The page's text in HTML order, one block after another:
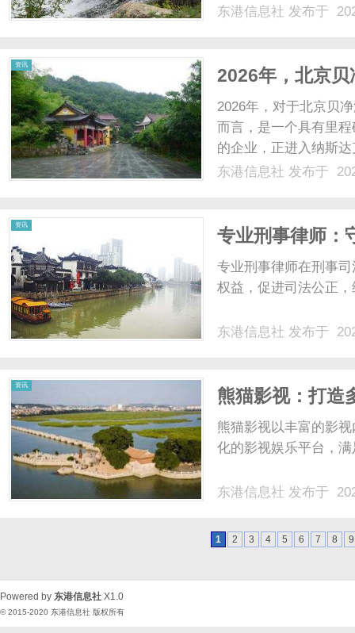
康科技成立于2010年7
东港信息社 发布于
资讯
2026年，北京
2026年，对于北京贝
而言，是一个具有里
的企业，正进入纳斯
但你很可能已经听过
东港信息社 发布于
资讯
专业刑事律师：
专业刑事律师在刑事
权益，促进司法公正
东港信息社 发布于
资讯
熊猫影视：打造
熊猫影视以丰富的影
化的影视娱乐平台，
东港信息社 发布于
1 2 3 4 5 6 7 8 9
Powered by 东港信息社 X1.0
© 2015-2020 东港信息社 版权所有